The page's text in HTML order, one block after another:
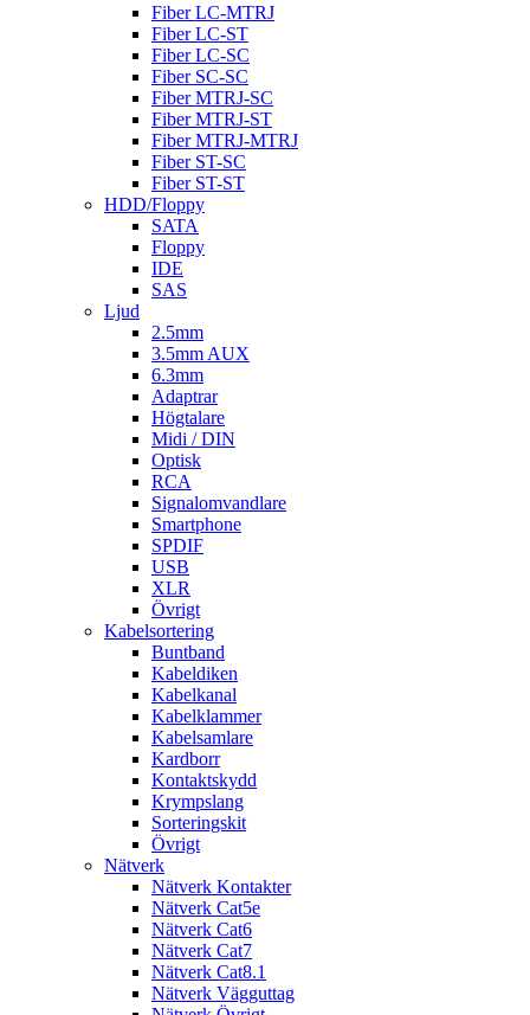
Fiber LC-MTRJ
Fiber LC-ST
Fiber LC-SC
Fiber SC-SC
Fiber MTRJ-SC
Fiber MTRJ-ST
Fiber MTRJ-MTRJ
Fiber ST-SC
Fiber ST-ST
HDD/Floppy
SATA
Floppy
IDE
SAS
Ljud
2.5mm
3.5mm AUX
6.3mm
Adaptrar
Högtalare
Midi / DIN
Optisk
RCA
Signalomvandlare
Smartphone
SPDIF
USB
XLR
Övrigt
Kabelsortering
Buntband
Kabeldiken
Kabelkanal
Kabelklammer
Kabelsamlare
Kardborr
Kontaktskydd
Krympslang
Sorteringskit
Övrigt
Nätverk
Nätverk Kontakter
Nätverk Cat5e
Nätverk Cat6
Nätverk Cat7
Nätverk Cat8.1
Nätverk Vägguttag